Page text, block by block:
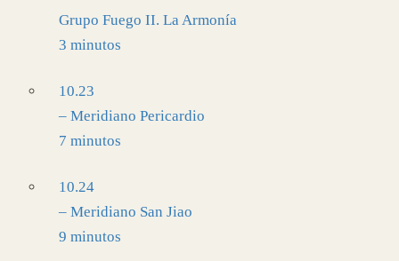
Grupo Fuego II. La Armonía
3 minutos
10.23
– Meridiano Pericardio
7 minutos
10.24
– Meridiano San Jiao
9 minutos